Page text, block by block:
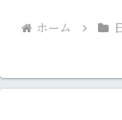
ホーム